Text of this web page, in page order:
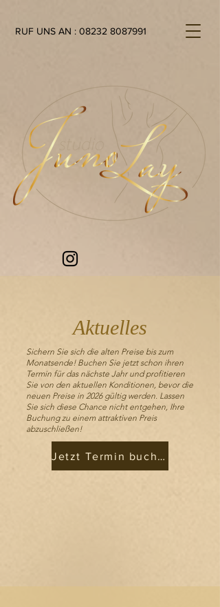
RUF UNS AN : 08232 8087991
Aktuelles
Sichern Sie sich die alten Preise bis zum
Monatsende! Buchen Sie jetzt schon ihren
Termin für das nächste Jahr und profitieren
Sie von den aktuellen Konditionen, bevor die
neuen Preise in 2026 gültig werden. Lassen
Sie sich diese Chance nicht entgehen, Ihre
Buchung zu einem attraktiven Preis
abzuschließen!
Jetzt Termin buchen